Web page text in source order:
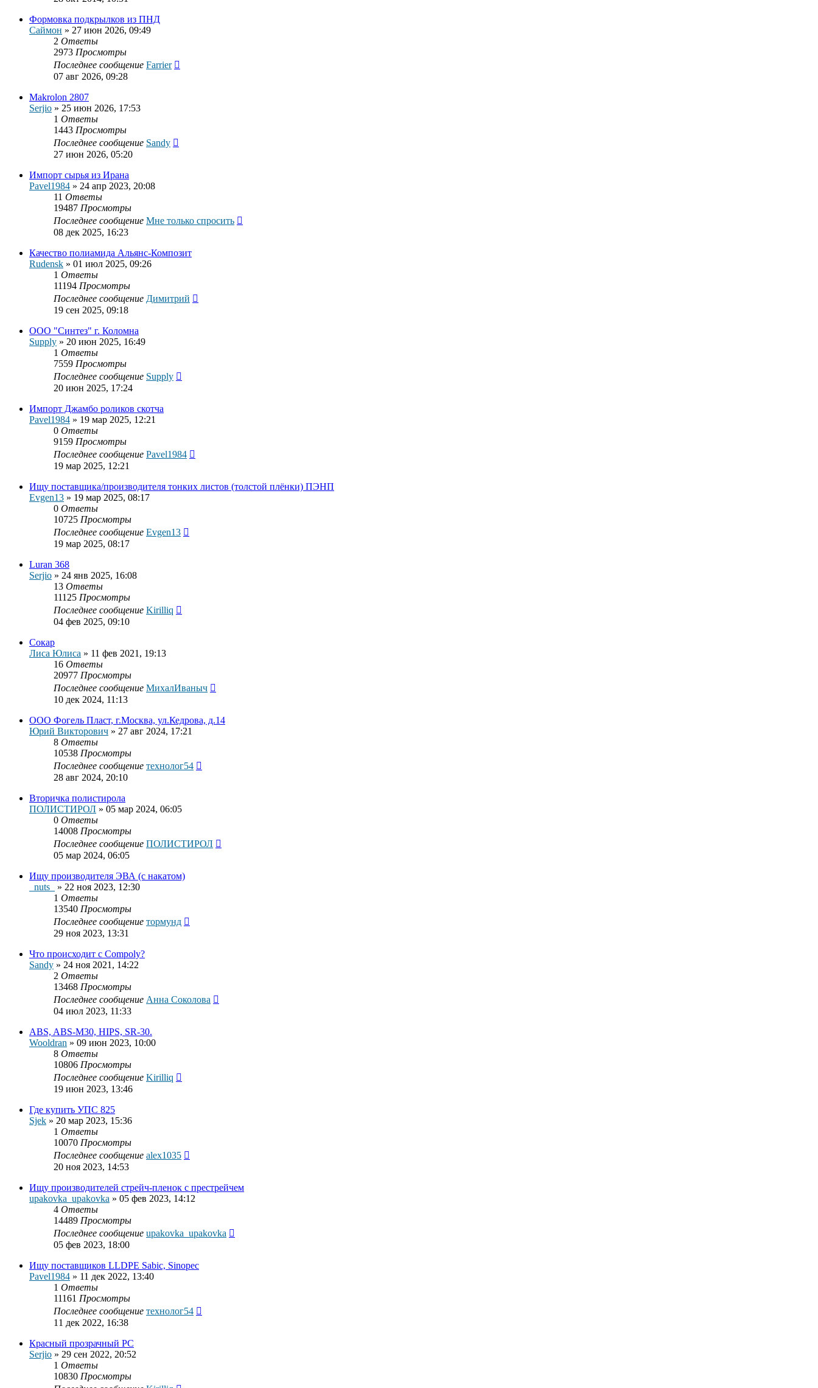
Формовка подкрылков из ПНД
Саймон » 27 июн 2026, 09:49
2 Ответы
2973 Просмотры
Последнее сообщение Farrier
07 авг 2026, 09:28
Makrolon 2807
Serjio » 25 июн 2026, 17:53
1 Ответы
1443 Просмотры
Последнее сообщение Sandy
27 июн 2026, 05:20
Импорт сырья из Ирана
Pavel1984 » 24 апр 2023, 20:08
11 Ответы
19487 Просмотры
Последнее сообщение Мне только спросить
08 дек 2025, 16:23
Качество полиамида Альянс-Композит
Rudensk » 01 июл 2025, 09:26
1 Ответы
11194 Просмотры
Последнее сообщение Димитрий
19 сен 2025, 09:18
ООО "Синтез" г. Коломна
Supply » 20 июн 2025, 16:49
1 Ответы
7559 Просмотры
Последнее сообщение Supply
20 июн 2025, 17:24
Импорт Джамбо роликов скотча
Pavel1984 » 19 мар 2025, 12:21
0 Ответы
9159 Просмотры
Последнее сообщение Pavel1984
19 мар 2025, 12:21
Ищу поставщика/производителя тонких листов (толстой плёнки) ПЭНП
Evgen13 » 19 мар 2025, 08:17
0 Ответы
10725 Просмотры
Последнее сообщение Evgen13
19 мар 2025, 08:17
Luran 368
Serjio » 24 янв 2025, 16:08
13 Ответы
11125 Просмотры
Последнее сообщение Kirilliq
04 фев 2025, 09:10
Сокар
Лиса Юлиса » 11 фев 2021, 19:13
16 Ответы
20977 Просмотры
Последнее сообщение МихалИваныч
10 дек 2024, 11:13
ООО Фогель Пласт, г.Москва, ул.Кедрова, д.14
Юрий Викторович » 27 авг 2024, 17:21
8 Ответы
10538 Просмотры
Последнее сообщение технолог54
28 авг 2024, 20:10
Вторичка полистирола
ПОЛИСТИРОЛ » 05 мар 2024, 06:05
0 Ответы
14008 Просмотры
Последнее сообщение ПОЛИСТИРОЛ
05 мар 2024, 06:05
Ищу производителя ЭВА (с накатом)
_nuts_
» 22 ноя 2023, 12:30
1 Ответы
13540 Просмотры
Последнее сообщение тормунд
29 ноя 2023, 13:31
Что происходит c Compoly?
Sandy » 24 ноя 2021, 14:22
2 Ответы
13468 Просмотры
Последнее сообщение Анна Соколова
04 июл 2023, 11:33
ABS, ABS-M30, HIPS, SR-30.
Wooldran » 09 июн 2023, 10:00
8 Ответы
10806 Просмотры
Последнее сообщение Kirilliq
19 июн 2023, 13:46
Где купить УПС 825
Sjek » 20 мар 2023, 15:36
1 Ответы
10070 Просмотры
Последнее сообщение alex1035
20 ноя 2023, 14:53
Ищу производителей стрейч-пленок с престрейчем
upakovka_upakovka » 05 фев 2023, 14:12
4 Ответы
14489 Просмотры
Последнее сообщение upakovka_upakovka
05 фев 2023, 18:00
Ищу поставщиков LLDPE Sabic, Sinopec
Pavel1984 » 11 дек 2022, 13:40
1 Ответы
11161 Просмотры
Последнее сообщение технолог54
11 дек 2022, 16:38
Красный прозрачный PC
Serjio » 29 сен 2022, 20:52
1 Ответы
10830 Просмотры